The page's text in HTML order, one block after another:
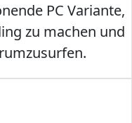
PC Variante,
zu machen und